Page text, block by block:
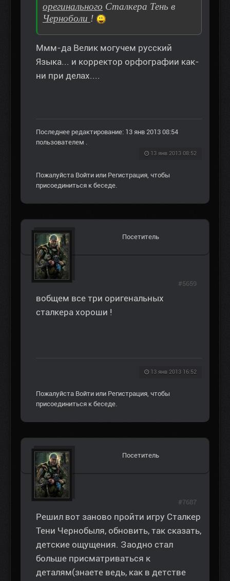
орегинального Сталкера Тень в
Черноболи !
Ммм-да Велик могучем русский
Языка... и корректор орфографии как-
ни при делах....
Последнее редактирование: 13 янв 2013 08:54
пользователем .
13 янв 2013 08:52
Пожалуйста Войти или Регистрация, чтобы
присоединиться к беседе.
Посетитель
вобщем все три оригенальных
сталкера хороши !
13 янв 2013 16:52
#5659
Пожалуйста Войти или Регистрация, чтобы
присоединиться к беседе.
Посетитель
Решил вот заново пройти игру Сталкер
Тени Чернобыля, обновить, так сказать,
детские ощущения. Заодно стал
больше присматриваться к
деталям(знаете ведь, как в детстве
#7687